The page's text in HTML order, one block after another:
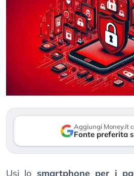
Aggiungi Money.it
Fonte preferita
Usi lo smartphone per i